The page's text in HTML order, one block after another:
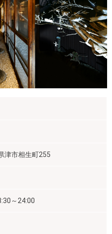
津市相生町255
～24:00